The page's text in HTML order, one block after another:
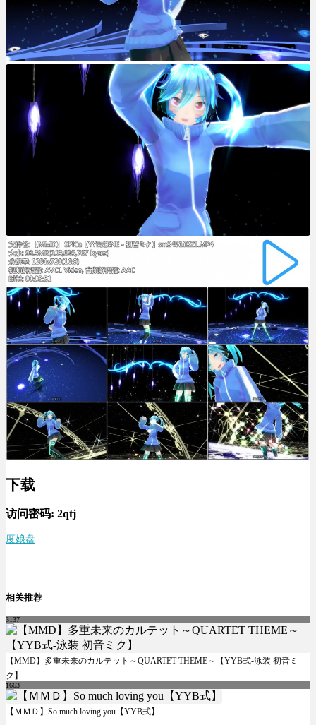
下载
访问密码: 2qtj
度娘盘
相关推荐
3137
【MMD】多重未来のカルテット～QUARTET THEME～【YYB式-泳装 初音ミ
ク】
1663
【ＭＭＤ】So much loving you【YYB式】